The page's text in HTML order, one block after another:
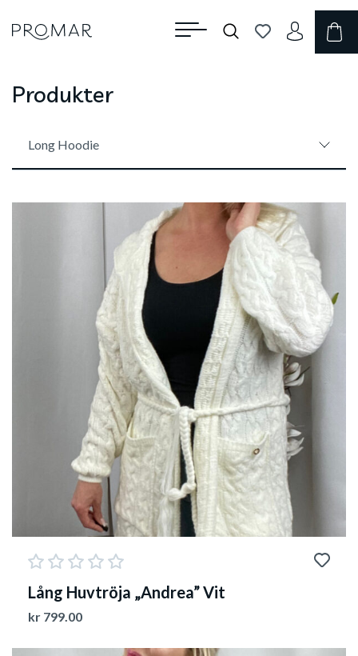
Produkter
Long Hoodie
Lång Huvtröja „Andrea” Vit
kr 799.00